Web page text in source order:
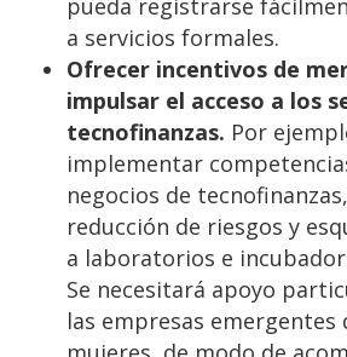
pueda registrarse
a servicios formales.
Ofrecer incentivos de
impulsar el acceso a los
tecnofinanzas. Por
implementar
negocios de
reducción de riesgos y
a laboratorios e
Se necesitará apoyo
las empresas